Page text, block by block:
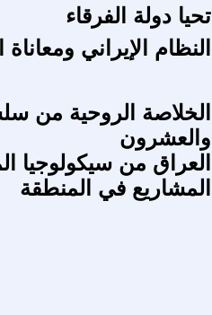
تحيا دولة الفرقاء
النظام الإيراني
الخلاصة الروحية من
والعشرون
العراق من سيكولوجيا
المشاريع في المنطقة